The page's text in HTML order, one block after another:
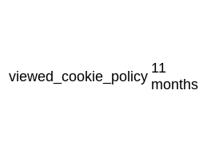
viewed_cookie_policy
11
months